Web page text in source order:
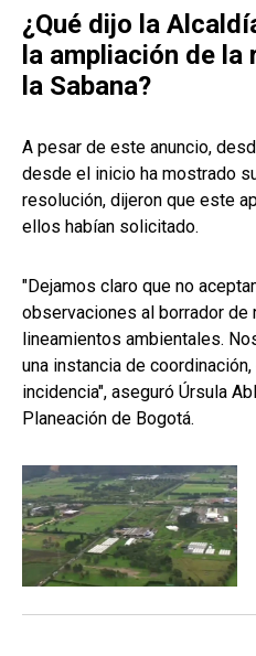
¿Qué dijo la
la ampliación de
la Sabana?
A pesar de este anuncio,
desde el inicio ha mostrado
resolución, dijeron que este
ellos habían solicitado.
"Dejamos claro que no
observaciones al borrador de
lineamientos ambientales.
una instancia de
incidencia", aseguró Úrsula
Planeación de Bogotá.